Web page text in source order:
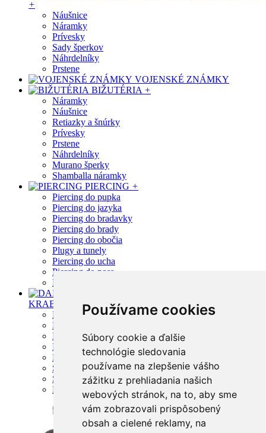
Používame cookies
Súbory cookie a ďalšie
technológie sledovania
používame na zlepšenie vášho
zážitku z prehliadania našich
webových stránok, na to, aby sme
vám zobrazovali prispôsobený
obsah a cielené reklamy, na
+
Náušnice
Náramky
Prívesky
Sady šperkov
Náhrdelníky
Prstene
VOJENSKÉ ZNÁMKY
BIŽUTÉRIA +
Náramky
Náušnice
Retiazky a šnúrky
Prívesky
Prstene
Náhrdelníky
Murano šperky
Shamballa náramky
PIERCING +
Piercing do pupka
Piercing do jazyka
Piercing do bradavky
Piercing do brady
Piercing do obočia
Plugy a tunely
Piercing do ucha
Piercing do nosa
Piercing - mix
KRABIČKY
+
Plastové
Kožené
Drevené
Kovové
Papierové
Semišové
Šperkovnice
Darčekové tašky a vrecka